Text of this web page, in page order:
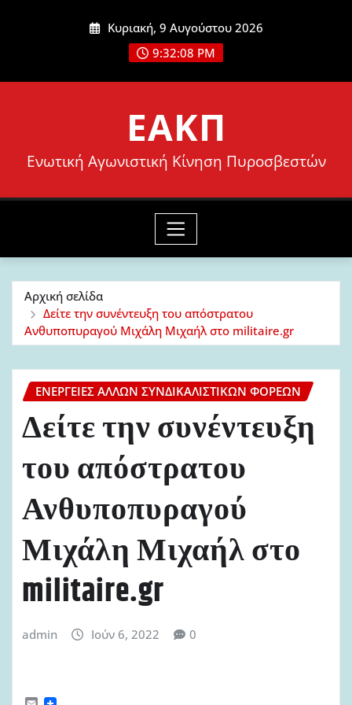
Κυριακή, 9 Αυγούστου 2026
9:32:10 PM
ΕΑΚΠ
Ενωτική Αγωνιστική Κίνηση Πυροσβεστών
Αρχική σελίδα
Δείτε την συνέντευξη του απόστρατου
Ανθυποπυραγού Μιχάλη Μιχαήλ στο militaire.gr
ΕΝΈΡΓΕΙΕΣ ΆΛΛΩΝ ΣΥΝΔΙΚΑΛΙΣΤΙΚΏΝ ΦΟΡΈΩΝ
Δείτε την συνέντευξη
του απόστρατου
Ανθυποπυραγού
Μιχάλη Μιχαήλ στο
militaire.gr
admin Ιούν 6, 2022 0